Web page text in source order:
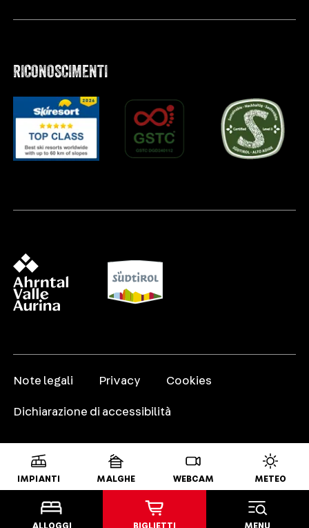
IMPIANTI MALGHE WEBCAM METEO
ALLOGGI BIGLIETTI MENU
RICONOSCIMENTI
Note legali Privacy Cookies
Dichiarazione di accessibilità